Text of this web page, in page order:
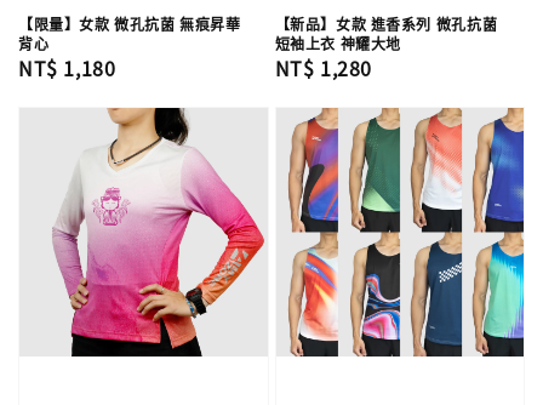
【限量】女款 微孔抗菌 無痕昇華
背心
Regular
NT$ 1,180
【新品】女款 進香系列 微孔抗菌
短袖上衣 神耀大地
Regular
NT$ 1,280